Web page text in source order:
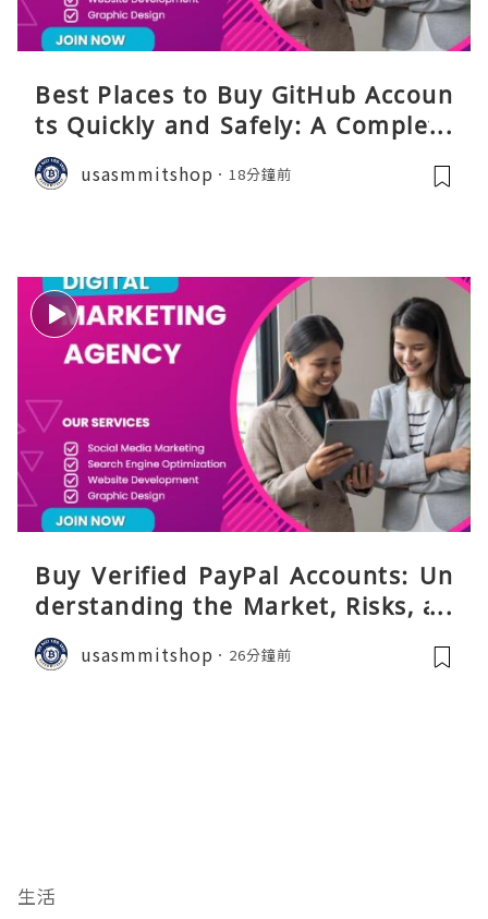
Best Places to Buy GitHub Accoun
ts Quickly and Safely: A Complete
Guide
usasmmitshop 18分鐘前
Buy Verified PayPal Accounts: Un
derstanding the Market, Risks, an
d Safer Alternatives
usasmmitshop 26分鐘前
生活